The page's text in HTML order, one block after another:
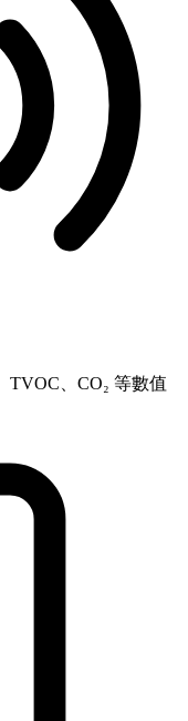
TVOC、CO₂ 等數值